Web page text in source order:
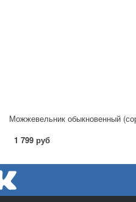
1 799 руб